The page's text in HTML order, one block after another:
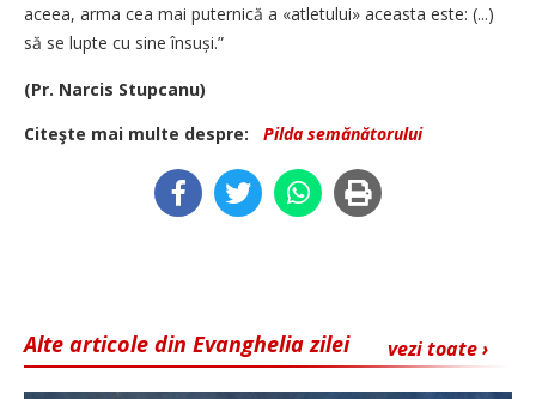
aceea, arma cea mai puternică a «atletului» aceasta este: (...)
să se lupte cu sine însuși.”
(Pr. Narcis Stupcanu)
Citeşte mai multe despre:
Pilda semănătorului
vezi toate ›
Alte articole din Evanghelia zilei